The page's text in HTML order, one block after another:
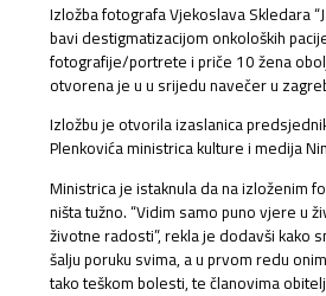
Izložba fotografa Vjekoslava Skledara
bavi destigmatizacijom onkoloških
fotografije/portrete i priče 10 žena
otvorena je u u srijedu navečer u
Izložbu je otvorila izaslanica
Plenkovića ministrica kulture i medija
Ministrica je istaknula da na izloženim
ništa tužno. “Vidim samo puno vjere u
životne radosti”, rekla je dodavši kako
šalju poruku svima, a u prvom redu
tako teškom bolesti, te članovima